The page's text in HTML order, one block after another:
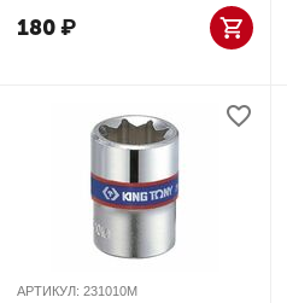
180₽
АРТИКУЛ: 231010M